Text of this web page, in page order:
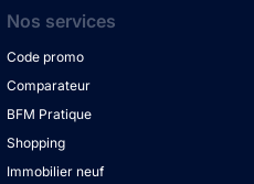
Nos services
Code promo
Comparateur
BFM Pratique
Shopping
Immobilier neuf